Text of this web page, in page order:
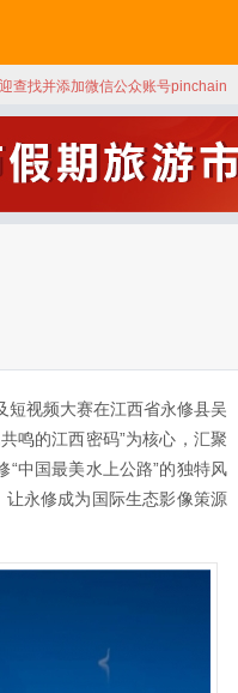
查找并添加微信公众账号pinchain
短视频大赛在江西省永修县吴
鸣的江西密码”为核心，汇聚
中国最美水上公路”的独特风
让永修成为国际生态影像策源